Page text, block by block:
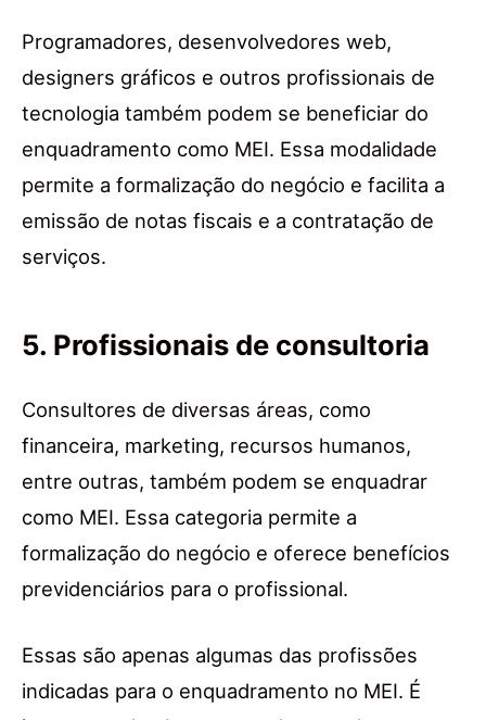
Programadores, desenvolvedores web,
designers gráficos e outros profissionais de
tecnologia também podem se beneficiar do
enquadramento como MEI. Essa modalidade
permite a formalização do negócio e facilita a
emissão de notas fiscais e a contratação de
serviços.
5. Profissionais de consultoria
Consultores de diversas áreas, como
financeira, marketing, recursos humanos,
entre outras, também podem se enquadrar
como MEI. Essa categoria permite a
formalização do negócio e oferece benefícios
previdenciários para o profissional.
Essas são apenas algumas das profissões
indicadas para o enquadramento no MEI. É